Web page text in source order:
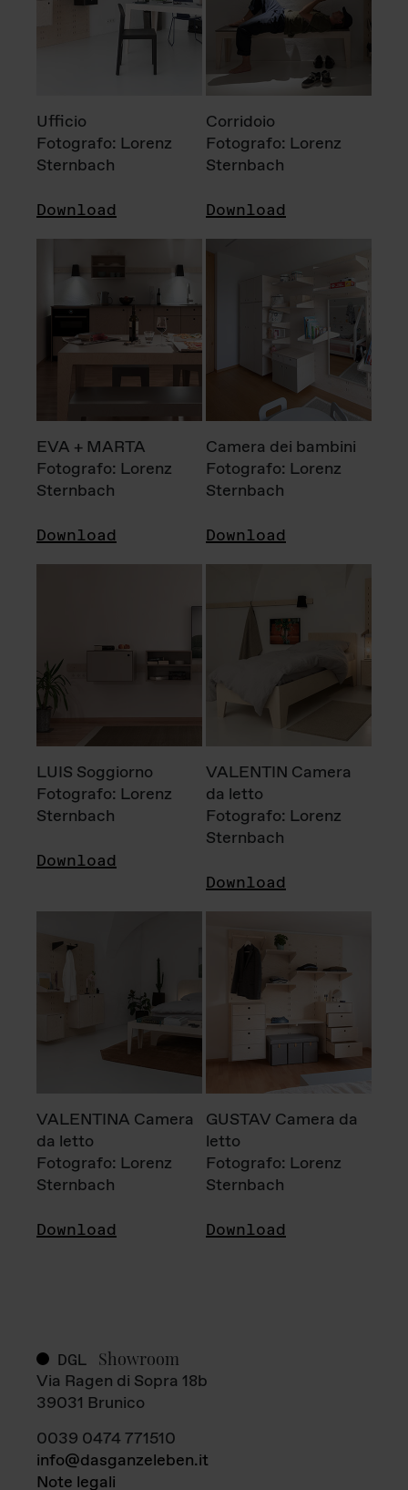
Ufficio
Fotografo: Lorenz
Sternbach
Download
Corridoio
Fotografo: Lorenz
Sternbach
Download
EVA + MARTA
Fotografo: Lorenz
Sternbach
Download
Camera dei bambini
Fotografo: Lorenz
Sternbach
Download
LUIS Soggiorno
Fotografo: Lorenz
Sternbach
Download
VALENTIN Camera
da letto
Fotografo: Lorenz
Sternbach
Download
VALENTINA Camera
da letto
Fotografo: Lorenz
Sternbach
Download
GUSTAV Camera da
letto
Fotografo: Lorenz
Sternbach
Download
DGL Showroom
Via Ragen di Sopra 18b
39031 Brunico
0039 0474 771510
info@dasganzeleben.it
Note legali